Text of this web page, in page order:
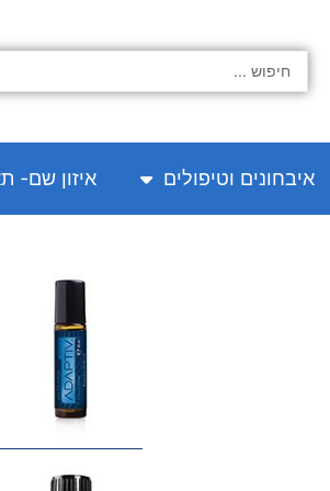
...
איבחונים וטיפולים איזון שם-